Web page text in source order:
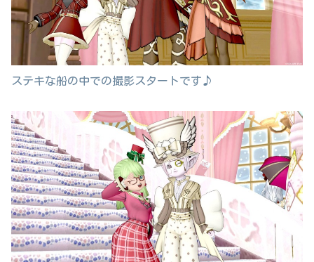
ステキな船の中での撮影スタートです♪